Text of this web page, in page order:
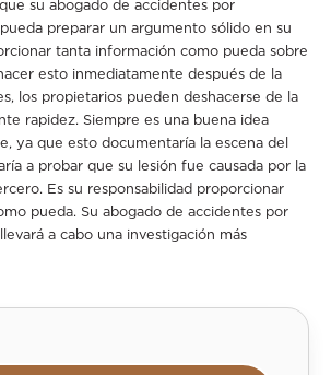
su abogado de accidentes por
preparar un argumento sólido en su
tanta información como pueda sobre
esto inmediatamente después de la
los propietarios pueden deshacerse de la
rapidez. Siempre es una buena idea
ya que esto documentaría la escena del
a probar que su lesión fue causada por la
Es su responsabilidad proporcionar
pueda. Su abogado de accidentes por
a cabo una investigación más